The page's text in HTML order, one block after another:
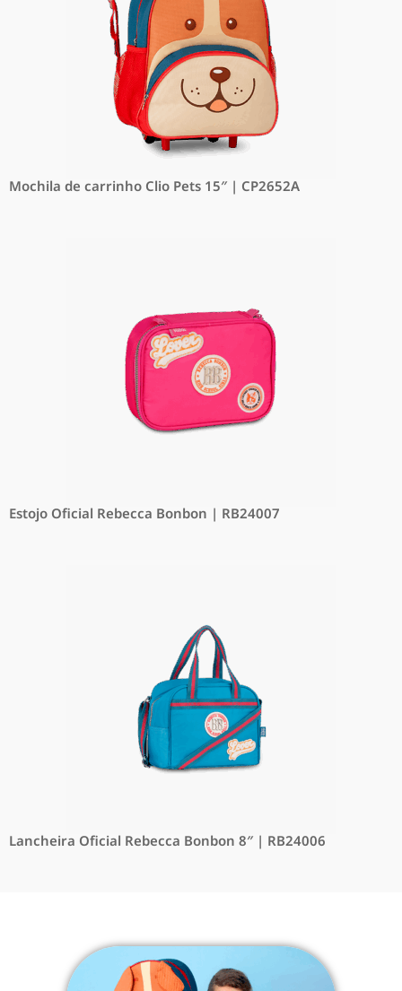
Mochila de carrinho Clio Pets 15″ | CP2652A
Estojo Oficial Rebecca Bonbon | RB24007
Lancheira Oficial Rebecca Bonbon 8″ | RB24006